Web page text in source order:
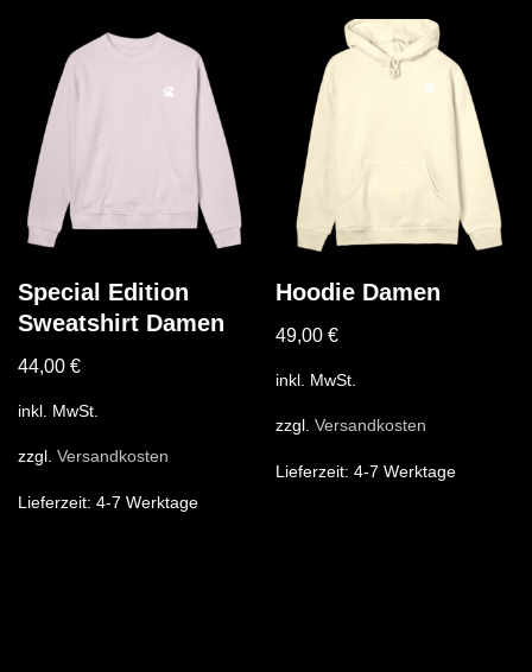
Special Edition
Sweatshirt Damen
44,00 €
inkl. MwSt.
zzgl. Versandkosten
Lieferzeit: 4-7 Werktage
Hoodie Damen
49,00€
inkl. MwSt.
zzgl.Versandkosten
Lieferzeit:4-7 Werktage